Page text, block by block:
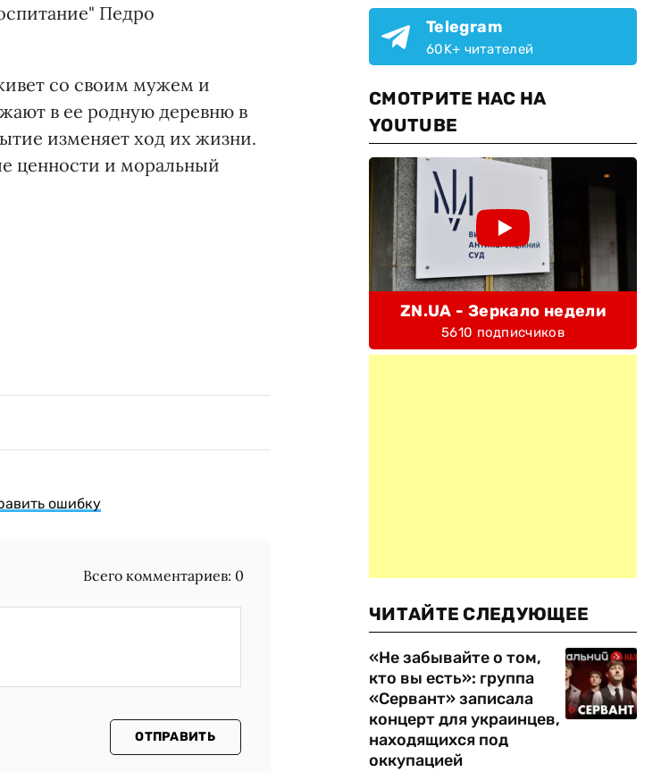
Педро
со своим мужем и
в ее родную деревню в
изменяет ход их жизни.
ценности и моральный
ошибку
Всего комментариев: 0
ОТПРАВИТЬ
Telegram
60K+ читателей
СМОТРИТЕ НАС НА
YOUTUBE
ZN.UA - Зеркало недели
5610 подписчиков
ЧИТАЙТЕ СЛЕДУЮЩЕЕ
«Не забывайте о том,
кто вы есть»: группа
«Сервант» записала
концерт для украинцев,
находящихся под
оккупацией